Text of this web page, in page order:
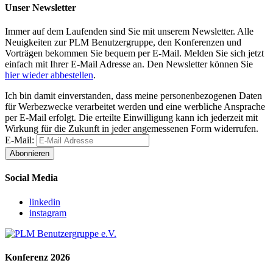
Unser Newsletter
Immer auf dem Laufenden sind Sie mit unserem Newsletter. Alle
Neuigkeiten zur PLM Benutzergruppe, den Konferenzen und
Vorträgen bekommen Sie bequem per E-Mail. Melden Sie sich jetzt
einfach mit Ihrer E-Mail Adresse an. Den Newsletter können Sie
hier wieder abbestellen.
Ich bin damit einverstanden, dass meine personenbezogenen Daten
für Werbezwecke verarbeitet werden und eine werbliche Ansprache
per E-Mail erfolgt. Die erteilte Einwilligung kann ich jederzeit mit
Wirkung für die Zukunft in jeder angemessenen Form widerrufen.
E-Mail:
Abonnieren
Social Media
linkedin
instagram
Konferenz 2026